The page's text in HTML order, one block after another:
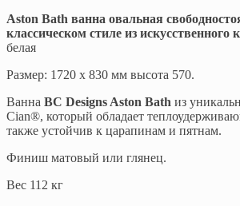
Aston Bath ванна овальная
классическом стиле из искусственного
белая
Размер: 1720 х 830 мм высота 570.
Ванна BC Designs Aston Bath из
Cian®, который обладает
также устойчив к царапинам и пятнам.
Финиш матовый или глянец.
Вес 112 кг